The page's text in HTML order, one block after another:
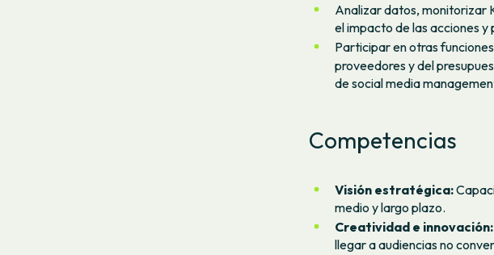
Analizar datos, monitorizar
el impacto de las acciones
Participar en otras
proveedores y del
de social media
Competencias
Visión estratégica:
medio y largo plazo.
Creatividad e innovación:
llegar a audiencias no